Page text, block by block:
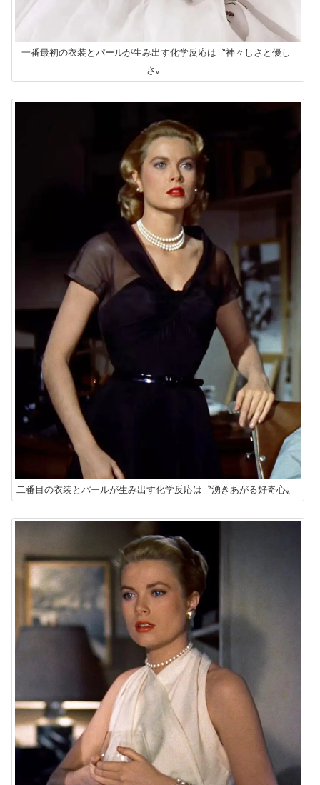
一番最初の衣装とパールが生み出す化学反応は〝神々しさと優し
さ〟
二番目の衣装とパールが生み出す化学反応は〝湧きあがる好奇心〟